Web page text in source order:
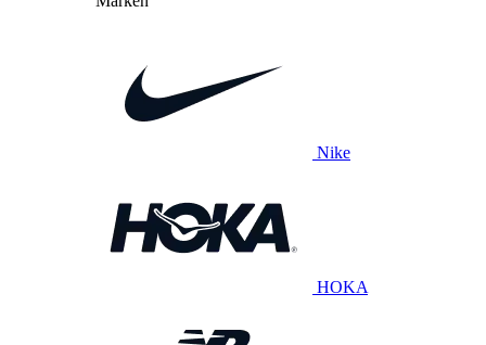
Nike
HOKA